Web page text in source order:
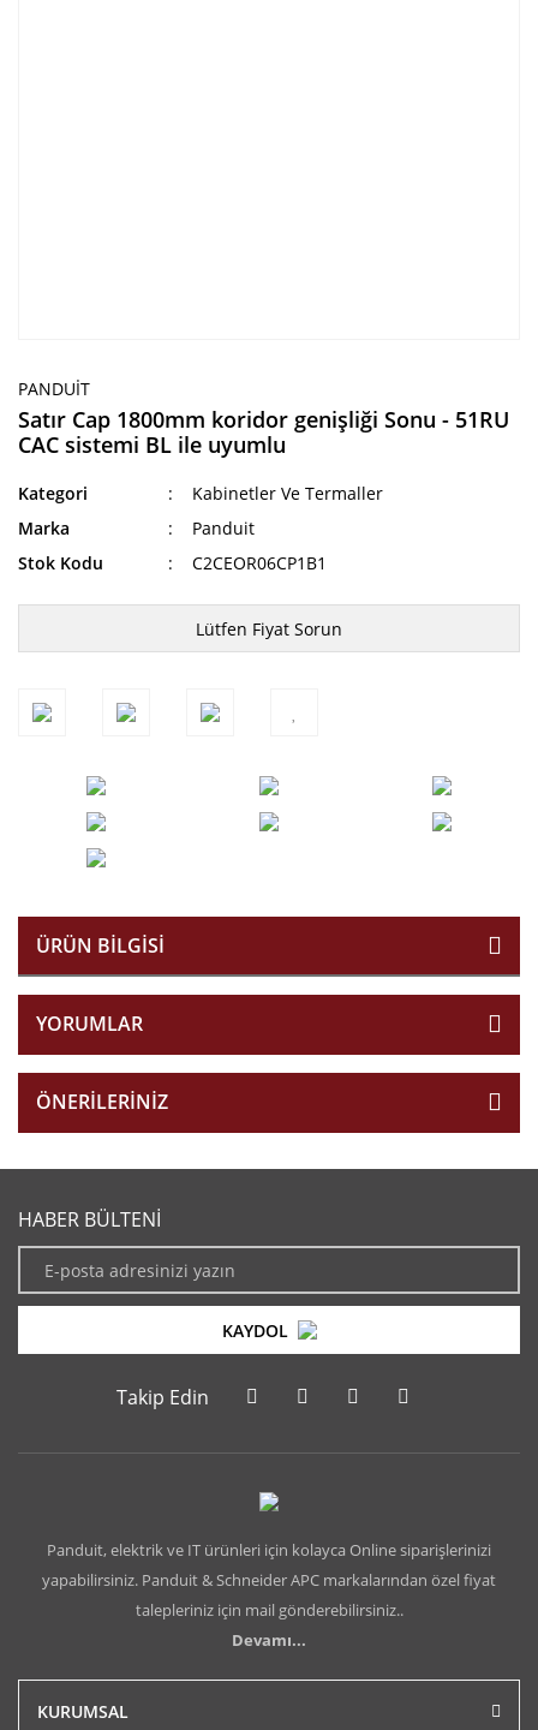
PANDUIT
Satır Cap 1800mm koridor genişliği Sonu - 51RU
CAC sistemi BL ile uyumlu
Kategori
Kabinetler Ve Termaller
Marka
Panduit
Stok Kodu
C2CEOR06CP1B1
Lütfen Fiyat Sorun
ÜRÜN BILGISI
YORUMLAR
ÖNERILERINIZ
HABER BÜLTENİ
KAYDOL
Takip Edin
Panduit, elektrik ve IT ürünleri için kolayca Online siparişlerinizi
yapabilirsiniz. Panduit & Schneider APC markalarından özel fiyat
talepleriniz için mail gönderebilirsiniz..
Devamı...
KURUMSAL